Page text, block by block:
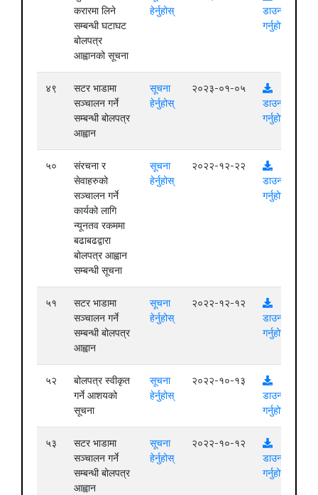
करारमा लिने
सम्बन्धी घटाघट
बोलपत्र
आह्वानको सूचना
हेर्नुहोस्
डाउनलोड
गर्नुहोस्
४९
सटर भाडामा
सञ्चालन गर्ने
सम्बन्धी बोलपत्र
आह्वान
सूचना
हेर्नुहोस्
२०२३-०१-०५
डाउनलोड
गर्नुहोस्
५०
संरचना र
सेवाहरुको
सञ्चालन गर्ने
कार्यको लागि
न्यूनतव रकममा
बढाबढद्वारा
बोलपत्र आह्वान
सम्बन्धी सूचना
सूचना
हेर्नुहोस्
२०२२-१२-२२
डाउनलोड
गर्नुहोस्
५१
सटर भाडामा
सञ्चालन गर्ने
सम्बन्धी बोलपत्र
आह्वान
सूचना
हेर्नुहोस्
२०२२-१२-१२
डाउनलोड
गर्नुहोस्
५२
बोलपत्र स्वीकृत
गर्ने आशयको
सूचना
सूचना
हेर्नुहोस्
२०२२-१०-१३
डाउनलोड
गर्नुहोस्
५३
सटर भाडामा
सञ्चालन गर्ने
सम्बन्धी बोलपत्र
आह्वान
सूचना
हेर्नुहोस्
२०२२-१०-१२
डाउनलोड
गर्नुहोस्